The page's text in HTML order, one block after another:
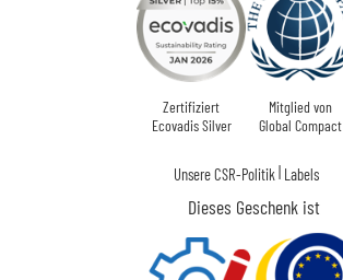
Zertifiziert
Ecovadis Silver
Mitglied von
Global Compact
Unsere CSR-Politik | Labels
Dieses Geschenk ist